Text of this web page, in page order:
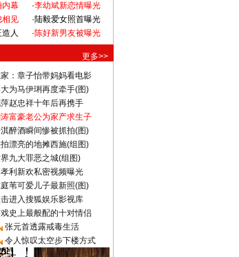
内幕
相见
人
·李幼斌新恋情曝光
·陆毅爱女照首曝光
·陈好新男友被曝光
更多>>
：章子怡带妈妈看电影
为马伊琍再度牵手(图)
赵忠祥十年后再携手
富豪老公为家产求生子
醉酒瞬间惨被抓拍(图)
漂亮的地摊西施(组图)
九大罪恶之城(组图)
利新欢私密视频曝光
苇可爱儿子最新照(图)
进入搜狐娱乐影视库
史上最般配的十对情侣
张元首透露戒毒生活
令人惊叹太空步下楼方式